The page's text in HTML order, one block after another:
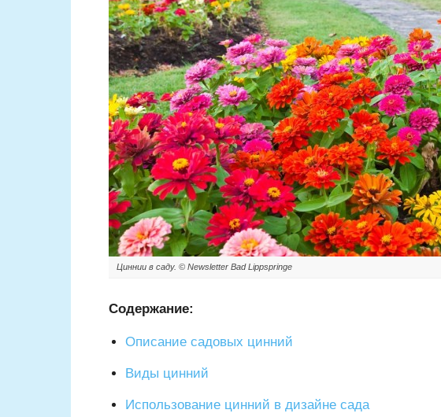
Циннии в саду. © Newsletter Bad Lippspringe
Содержание:
Описание садовых цинний
Виды цинний
Использование цинний в дизайне сада